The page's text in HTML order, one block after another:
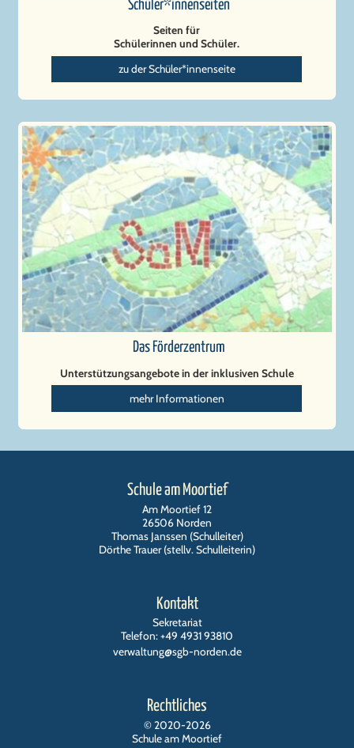
Schüler*innenseiten
Seiten für
Schülerinnen und Schüler.
zu der Schüler*innenseite
Das Förderzentrum
Unterstützungsangebote in der inklusiven Schule
mehr Informationen
Schule am Moortief
Am Moortief 12
26506 Norden
Thomas Janssen (Schulleiter)
Dörthe Trauer (stellv. Schulleiterin)
Kontakt
Sekretariat
Telefon: +49 4931 93810
verwaltung@sgb-norden.de
Rechtliches
©2020-2026
Schule am Moortief